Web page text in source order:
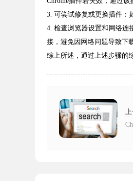
3. 可尝试修复或更换插件：
4. 检查浏览器设置和网络连
接，避免因网络问题导致下
综上所述，通过上述步骤的